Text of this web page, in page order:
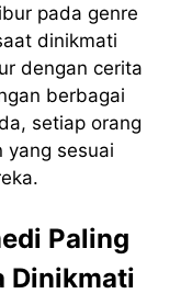
pada genre
dinikmati
dengan cerita
berbagai
setiap orang
yang sesuai
Paling
Dinikmati